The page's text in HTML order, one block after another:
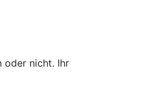
oder nicht. Ihr